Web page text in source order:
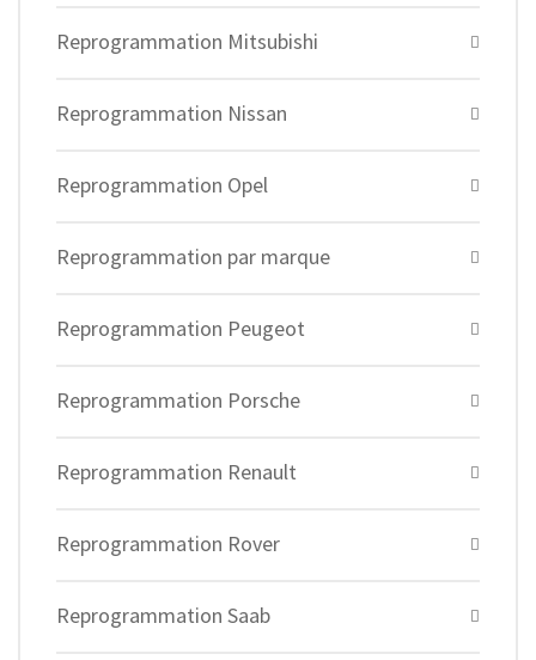
Reprogrammation Mitsubishi
Reprogrammation Nissan
Reprogrammation Opel
Reprogrammation par marque
Reprogrammation Peugeot
Reprogrammation Porsche
Reprogrammation Renault
Reprogrammation Rover
Reprogrammation Saab